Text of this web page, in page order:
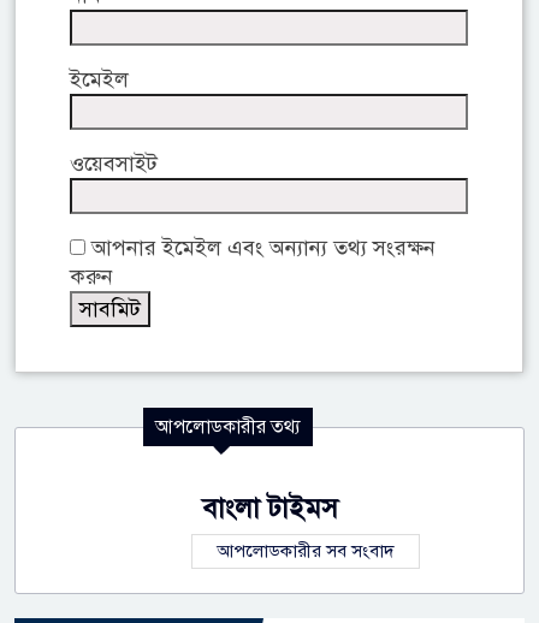
ইমেইল
ওয়েবসাইট
আপনার ইমেইল এবং অন্যান্য তথ্য সংরক্ষন
করুন
আপলোডকারীর তথ্য
বাংলা টাইমস
আপলোডকারীর সব সংবাদ